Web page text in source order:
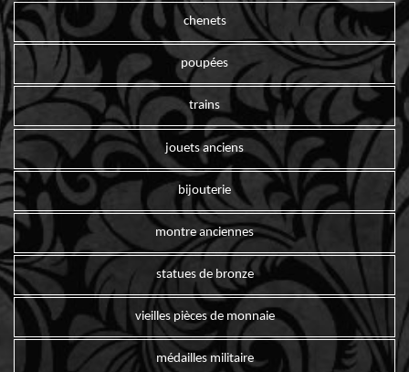
chenets
poupées
trains
jouets anciens
bijouterie
montre anciennes
statues de bronze
vieilles pièces de monnaie
médailles militaire